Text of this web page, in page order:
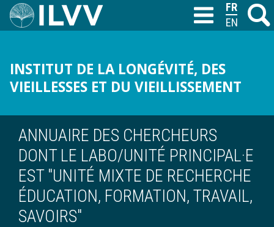
Aller
au
M
INSTITUT DE LA LONGÉVITÉ, DES
VIEILLESSES ET DU VIEILLISSEMENT
T
ANNUAIRE DES CHERCHEURS
DONT LE LABO/UNITÉ PRINCIPAL·E
EST "UNITÉ MIXTE DE RECHERCHE
ÉDUCATION, FORMATION, TRAVAIL,
SAVOIRS"
FRANÇAIS
ENGLISH